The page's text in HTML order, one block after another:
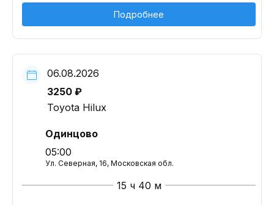
Подробнее
06.08.2026
3250 ₽
Toyota Hilux
Одинцово
05:00
Ул. Северная, 16, Московская обл.
15 ч 40 м